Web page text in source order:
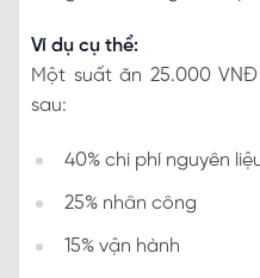
Ví dụ cụ thể:
Một suất ăn 25.000
sau:
40% chi phí nguyên
25% nhân công
15% vận hành